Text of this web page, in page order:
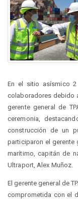
En el sitio asísmico
colaboradores debido
gerente general de
ceremonia,
construcción de un
participaron el gerente
marítimo, capitán de
Ultraport, Alex Muñoz.
El gerente general de
comprometida con el